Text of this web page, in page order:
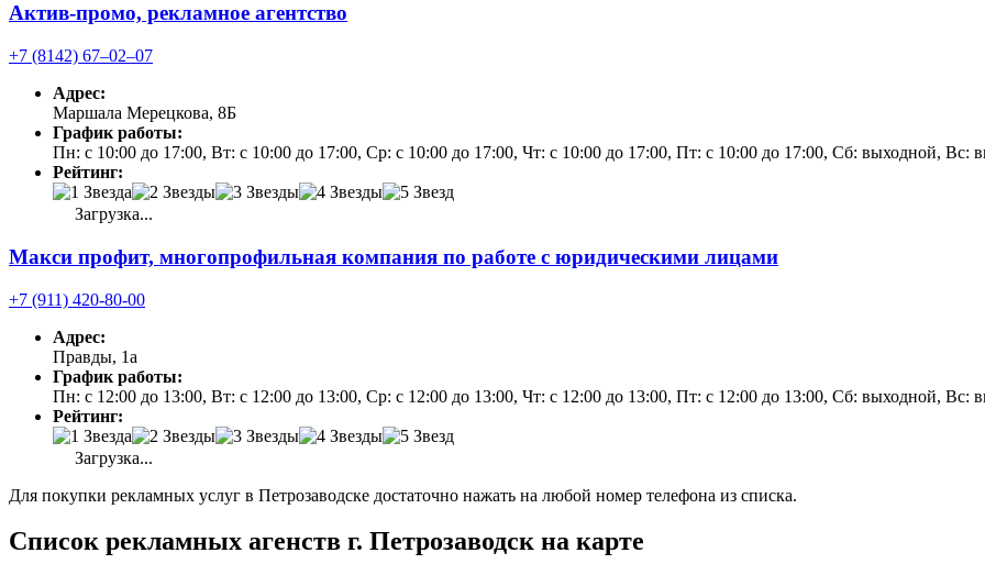
Актив-промо, рекламное агентство
+7 (8142) 67‒02‒07
Адрес:
Маршала Мерецкова, 8Б
График работы:
Пн: с 10:00 до 17:00, Вт: с 10:00 до 17:00, Ср: с 10:00 до 17:00, Чт: с 10:00 до 17:00, Пт: с 10:00 до 17:00, Сб: выходной, Вс:
Рейтинг:
Загрузка...
Макси профит, многопрофильная компания по работе с юридическими лицами
+7 (911) 420-80-00
Адрес:
Правды, 1а
График работы:
Пн: с 12:00 до 13:00, Вт: с 12:00 до 13:00, Ср: с 12:00 до 13:00, Чт: с 12:00 до 13:00, Пт: с 12:00 до 13:00, Сб: выходной, Вс:
Рейтинг:
Загрузка...
Для покупки рекламных услуг в Петрозаводске достаточно нажать на любой номер телефона из списка.
Список рекламных агенств г. Петрозаводск на карте